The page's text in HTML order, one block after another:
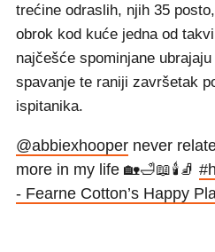
trećine odraslih, njih 35
obrok kod kuće jedna od
najčešće spominjane
spavanje te raniji završetak
ispitanika.
@abbiexhooper never
more in my life 🏡🛁📖🕯️🧦
- Fearne Cotton’s Happy